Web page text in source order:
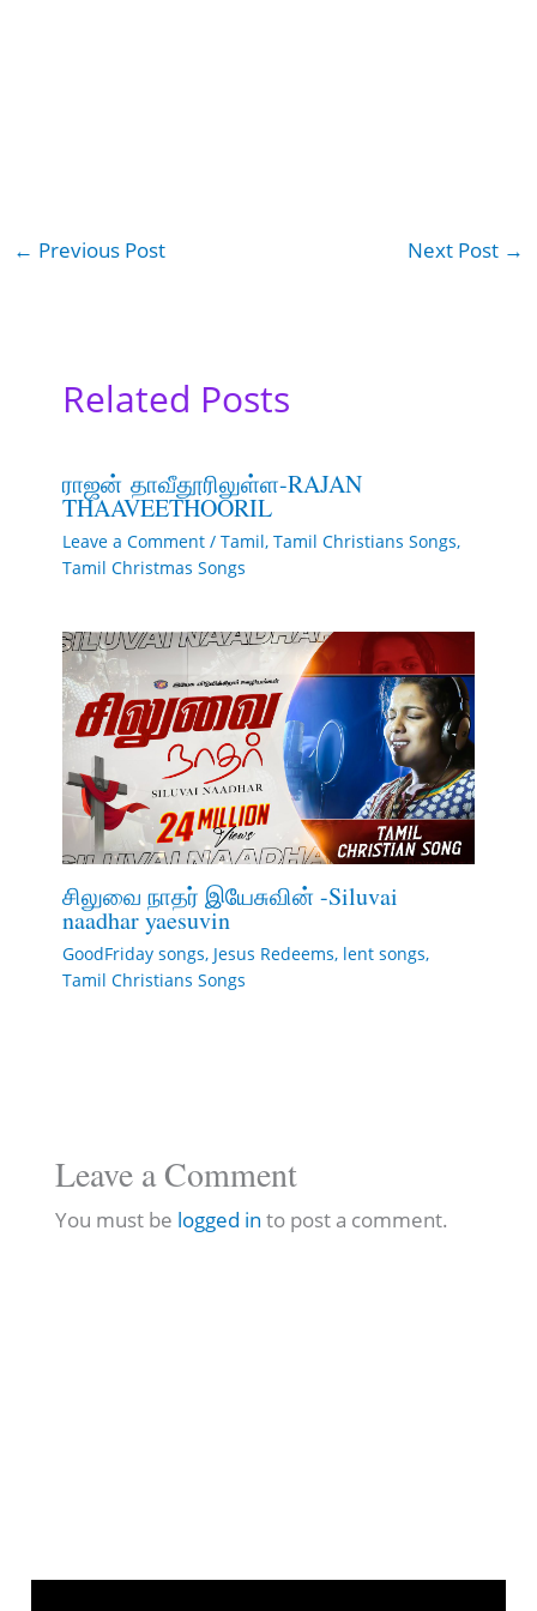
← Previous Post Next Post →
Related Posts
ராஜன் தாவீதூரிலுள்ள-RAJAN
THAAVEETHOORIL
Leave a Comment / Tamil, Tamil Christians Songs,
Tamil Christmas Songs
சிலுவை நாதர் இயேசுவின் -Siluvai
naadhar yaesuvin
GoodFriday songs, Jesus Redeems, lent songs,
Tamil Christians Songs
Leave a Comment
You must be logged in to post a comment.